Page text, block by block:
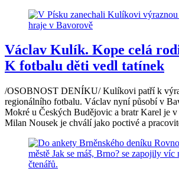
Václav Kulík. Kope celá
K fotbalu děti vedl tatínek
/OSOBNOST DENÍKU/ Kulíkovi patří k
regionálního fotbalu. Václav nyní působí v
Mokré u Českých Budějovic a bratr Karel je v
Milan Nousek je chválí jako poctivé a